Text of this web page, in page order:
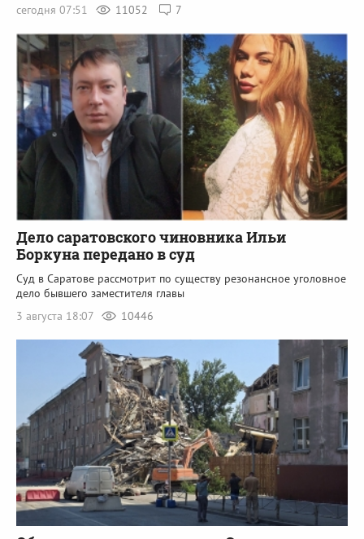
сегодня 07:51 11052 7
Дело саратовского чиновника Ильи
Боркуна передано в суд
Суд в Саратове рассмотрит по существу резонансное уголовное
дело бывшего заместителя главы
3 августа 18:07
10446